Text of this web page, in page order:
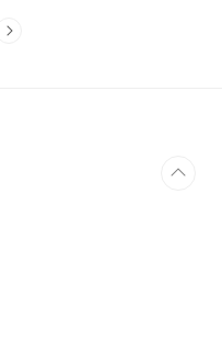
부적으로 살펴보겠습니다.1.